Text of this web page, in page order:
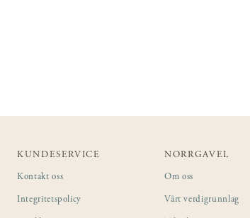
KUNDESERVICE
Kontakt oss
Integritetspolicy
NORRGAVEL
Om oss
Vårt verdigrunnlag